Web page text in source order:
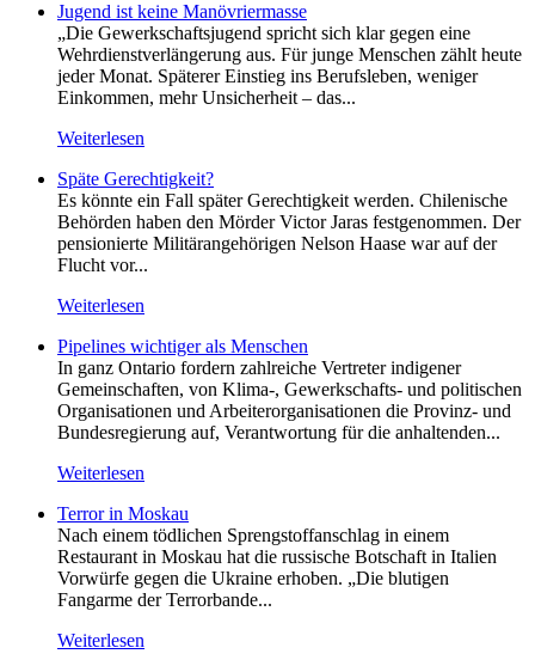
Jugend ist keine Manövriermasse
„Die Gewerkschaftsjugend spricht sich klar gegen eine
Wehrdienstverlängerung aus. Für junge Menschen zählt heute
jeder Monat. Späterer Einstieg ins Berufsleben, weniger
Einkommen, mehr Unsicherheit – das...
Weiterlesen
Späte Gerechtigkeit?
Es könnte ein Fall später Gerechtigkeit werden. Chilenische
Behörden haben den Mörder Victor Jaras festgenommen. Der
pensionierte Militärangehörigen Nelson Haase war auf der
Flucht vor...
Weiterlesen
Pipelines wichtiger als Menschen
In ganz Ontario fordern zahlreiche Vertreter indigener
Gemeinschaften, von Klima-, Gewerkschafts- und politischen
Organisationen und Arbeiterorganisationen die Provinz- und
Bundesregierung auf, Verantwortung für die anhaltenden...
Weiterlesen
Terror in Moskau
Nach einem tödlichen Sprengstoffanschlag in einem
Restaurant in Moskau hat die russische Botschaft in Italien
Vorwürfe gegen die Ukraine erhoben. „Die blutigen
Fangarme der Terrorbande...
Weiterlesen